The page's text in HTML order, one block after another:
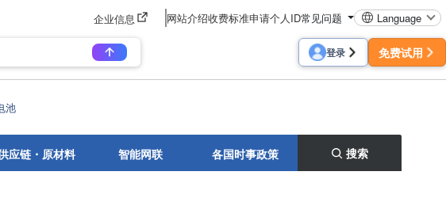
企业信息 网站介绍收费标准申请个人ID常见问题 Language
登录 免费试用
池
应链・原材料 智能网联 各国时事政策 搜索